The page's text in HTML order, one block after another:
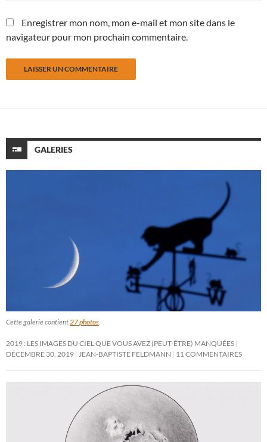
Enregistrer mon nom, mon e-mail et mon site dans le
navigateur pour mon prochain commentaire.
GALERIES
Cette galerie contient27 photos.
2019 : LES IMAGES DU CIEL QUE VOUS AVEZ (PEUT-ÊTRE) MANQUÉES
DÉCEMBRE 30, 2019 JEAN-BAPTISTE FELDMANN 11 COMMENTAIRES